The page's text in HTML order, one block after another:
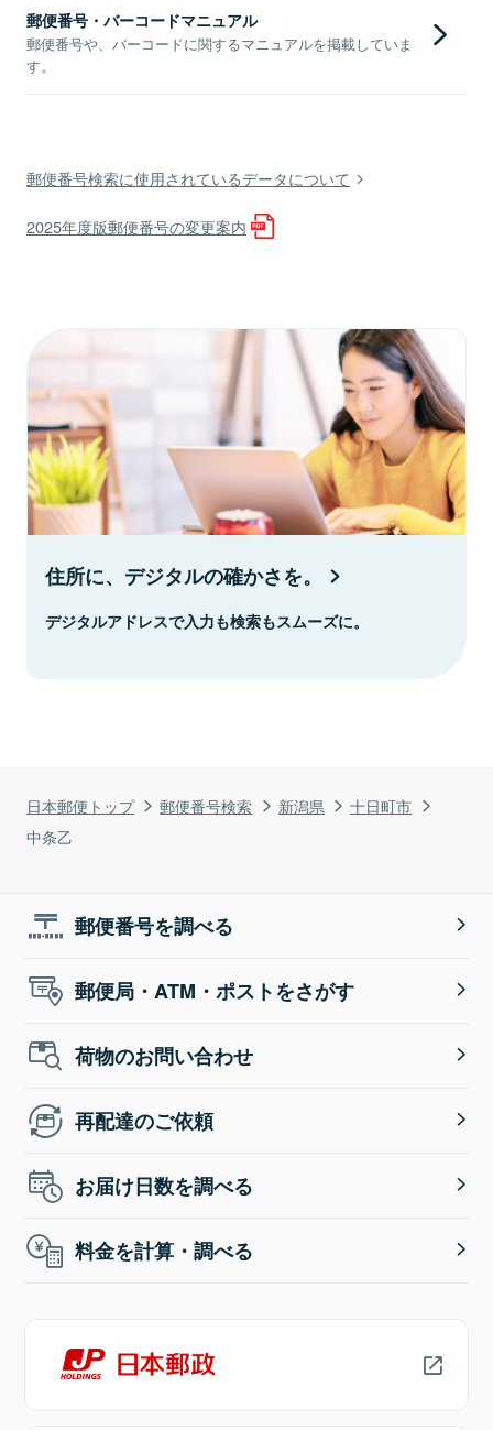
日本郵便トップ 郵便番号検索 新潟県
十日町市
中条乙
郵便番号・バーコードマニュアル
郵便番号や、バーコードに関するマニュアルを掲載していま
す。
郵便番号検索に使用されているデータについて
2025年度版郵便番号の変更案内
住所に、デジタルの確かさを。
デジタルアドレスで入力も検索もスムーズに。
郵便番号を調べる
郵便局・ATM・ポストをさがす
荷物のお問い合わせ
再配達のご依頼
お届け日数を調べる
料金を計算・調べる